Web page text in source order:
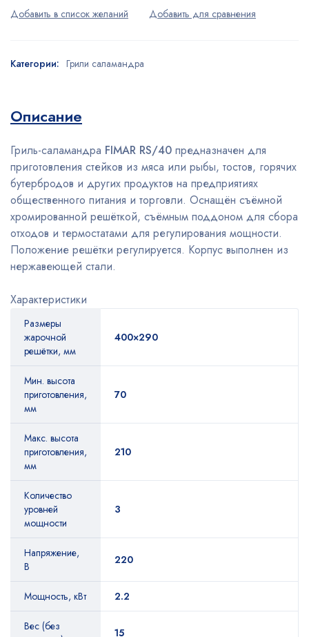
Категории: Грили саламандра
Описание
Гриль-саламандра FIMAR RS/40 предназначен для
приготовления стейков из мяса или рыбы, тостов, горячих
бутербродов и других продуктов на предприятиях
общественного питания и торговли. Оснащён съёмной
хромированной решёткой, съёмным поддоном для сбора
отходов и термостатами для регулирования мощности.
Положение решётки регулируется. Корпус выполнен из
нержавеющей стали.
Характеристики
Размеры
жарочной
решётки, мм
400×290
Мин. высота
приготовления,
мм
70
Макс. высота
приготовления,
мм
210
Количество
уровней
мощности
3
Напряжение,
В
220
Мощность, кВт 2.2
Вес (без
15